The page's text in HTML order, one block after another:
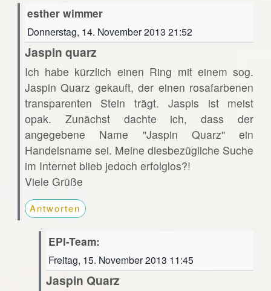
esther wimmer
Donnerstag, 14. November 2013 21:52
Jaspin quarz
Ich habe kürzlich einen Ring mit einem sog.
Jaspin Quarz gekauft, der einen rosafarbenen
transparenten Stein trägt. Jaspis ist meist
opak. Zunächst dachte ich, dass der
angegebene Name "Jaspin Quarz" ein
Handelsname sei. Meine diesbezügliche Suche
im Internet blieb jedoch erfolglos?!
Viele Grüße
Antworten
EPI-Team:
Freitag, 15. November 2013 11:45
Jaspin Quarz